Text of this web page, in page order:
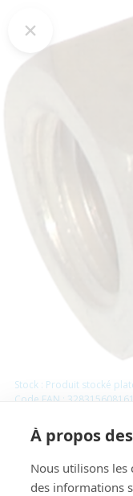
Stock : Produit stocké
Code EAN :
Référence constructeur :
Code : 341392
Capuchon
À propos
Nous utilisons les
des informations